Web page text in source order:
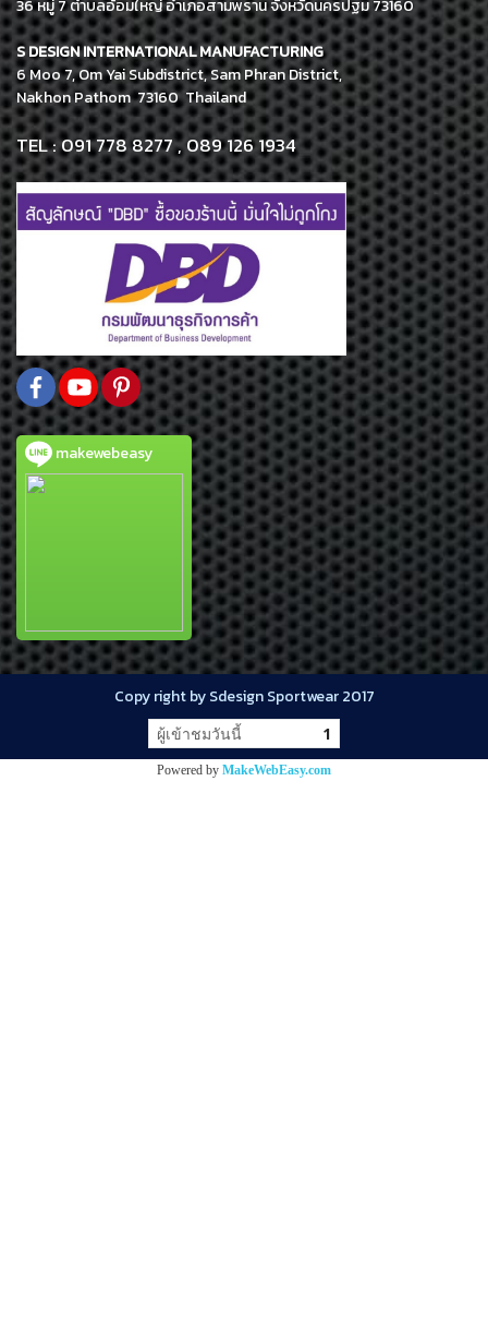
36 หมู่ 7 ตำบลอ้อมใหญ่ อำเภอสามพราน จังหวัดนครปฐม 73160
S DESIGN INTERNATIONAL MANUFACTURING
6 Moo 7, Om Yai Subdistrict, Sam Phran District,
Nakhon Pathom 73160 Thailand
TEL : 091 778 8277 , 089 126 1934
makewebeasy
Copy right by Sdesign Sportwear 2017
ผู้เข้าชมวันนี้ 1
Powered by MakeWebEasy.com